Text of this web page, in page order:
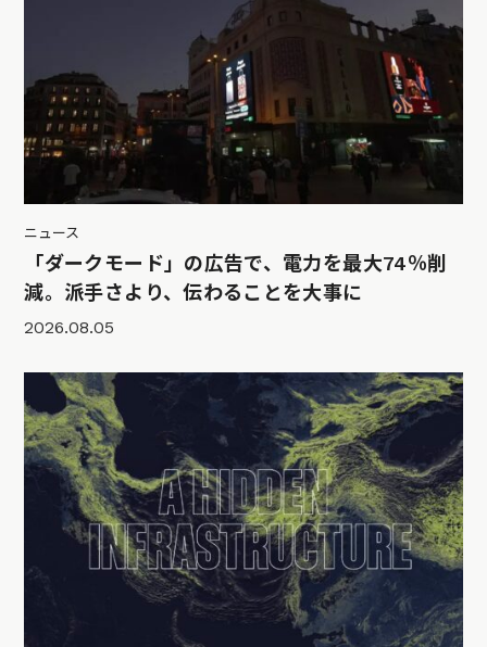
ニュース
「ダークモード」の広告で、電力を最大74％削
減。派手さより、伝わることを大事に
2026.08.05